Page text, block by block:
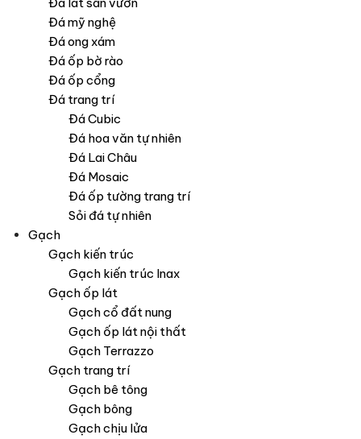
Đá lát sân vườn
Đá mỹ nghệ
Đá ong xám
Đá ốp bờ rào
Đá ốp cổng
Đá trang trí
Đá Cubic
Đá hoa văn tự nhiên
Đá Lai Châu
Đá Mosaic
Đá ốp tường trang trí
Sỏi đá tự nhiên
Gạch
Gạch kiến trúc
Gạch kiến trúc Inax
Gạch ốp lát
Gạch cổ đất nung
Gạch ốp lát nội thất
Gạch Terrazzo
Gạch trang trí
Gạch bê tông
Gạch bông
Gạch chịu lửa